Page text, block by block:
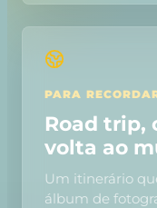
PARA
Road trip,
volta ao
Um itinerário
álbum de